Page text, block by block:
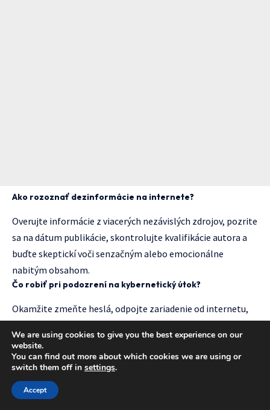
Ako rozoznať dezinformácie na internete?
Overujte informácie z viacerých nezávislých zdrojov, pozrite
sa na dátum publikácie, skontrolujte kvalifikácie autora a
buďte skeptickí voči senzačným alebo emocionálne
nabitým obsahom.
Čo robiť pri podozrení na kybernetický útok?
Okamžite zmeňte heslá, odpojte zariadenie od internetu,
orgánom a vyhľadajte odbornú pomoc.
TAGGED:
We are using cookies to give you the best experience on our
website.
You can find out more about which cookies we are using or
switch them off in settings.
Accept